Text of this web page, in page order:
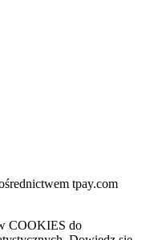
COOKIES do